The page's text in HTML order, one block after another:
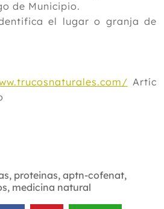
de Municipio.
el lugar o granja de
Artíc
, proteinas, aptn-cofenat,
, medicina natural